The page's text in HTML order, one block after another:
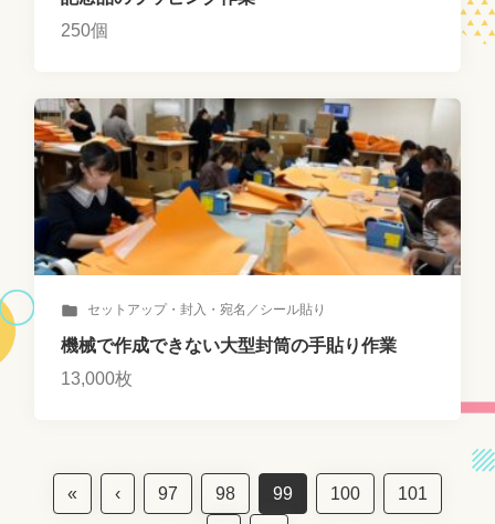
250個
セットアップ・封入・宛名／シール貼り
機械で作成できない大型封筒の手貼り作業
13,000枚
« ‹ 97 98 99 100 101